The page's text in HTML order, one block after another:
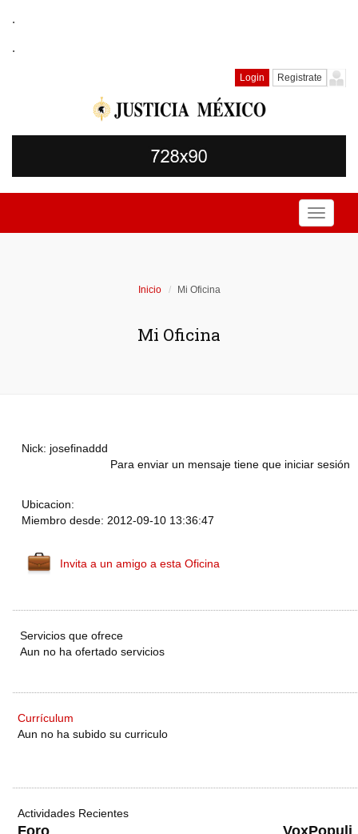
.
.
Login Registrate
Toggle
Inicio Mi Oficina
Mi Oficina
Nick: josefinaddd
Para enviar un mensaje tiene que iniciar sesión
Ubicacion:
Miembro desde: 2012-09-10 13:36:47
Invita a un amigo a esta Oficina
Servicios que ofrece
Aun no ha ofertado servicios
Currículum
Aun no ha subido su curriculo
Actividades Recientes